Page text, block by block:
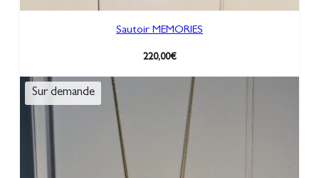
Sautoir MEMORIES
220,00€